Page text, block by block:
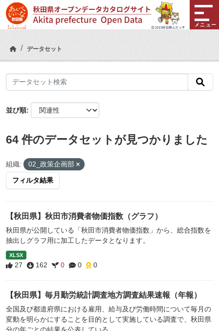
Skip to main content
メニュー
データセット
並び順
64 件のデータセットが見つかりました
組織: 02_政策企画部
フィルタ結果
【秋田県】秋田市消費者物価指数（グラフ）
秋田県が公開している「秋田市消費者物価指数」から、総合指数を
抽出しグラフ用に加工したデータとなります。
XLSX
27 162 0 0 0
【秋田県】毎月勤労統計調査地方調査結果速報（年報）
全国及び都道府県における雇用、給与及び労働時間について毎月の
変動を明らかにすることを目的として実施している調査で、秋田県